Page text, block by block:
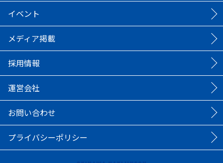
イベント
メディア掲載
採用情報
運営会社
お問い合わせ
プライバシーポリシー